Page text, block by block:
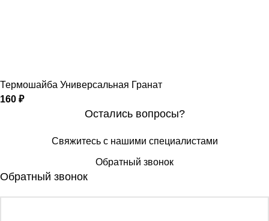
Термошайба Универсальная Гранат
160 ₽
Остались вопросы?
Свяжитесь с нашими специалистами
Обратный звонок
Обратный звонок